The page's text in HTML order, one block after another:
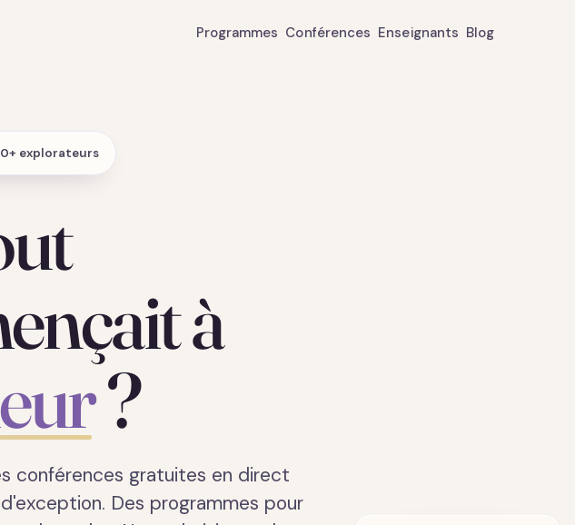
Programmes Conférences Enseignants Blog
explorateurs
à
?
conférences gratuites en direct
Des programmes pour